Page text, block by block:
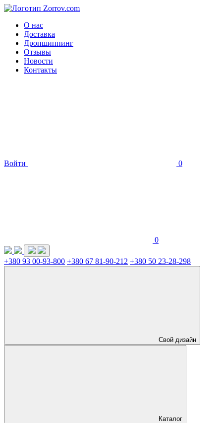
О нас
Доставка
Дропшиппинг
Отзывы
Новости
Контакты
Войти 0
0
+380 93 00-93-800 +380 67 81-90-212 +380 50 23-28-298
Свой дизайн
Каталог